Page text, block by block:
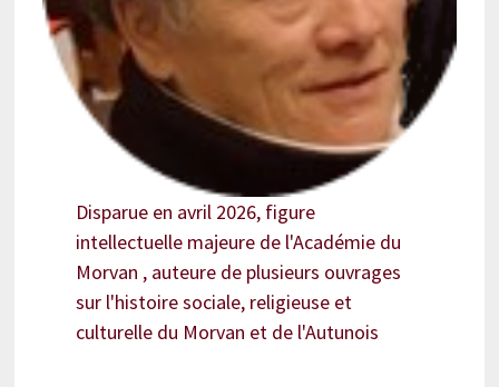
Disparue en avril 2026, figure
intellectuelle majeure de l'Académie du
Morvan , auteure de plusieurs ouvrages
sur l'histoire sociale, religieuse et
culturelle du Morvan et de l'Autunois